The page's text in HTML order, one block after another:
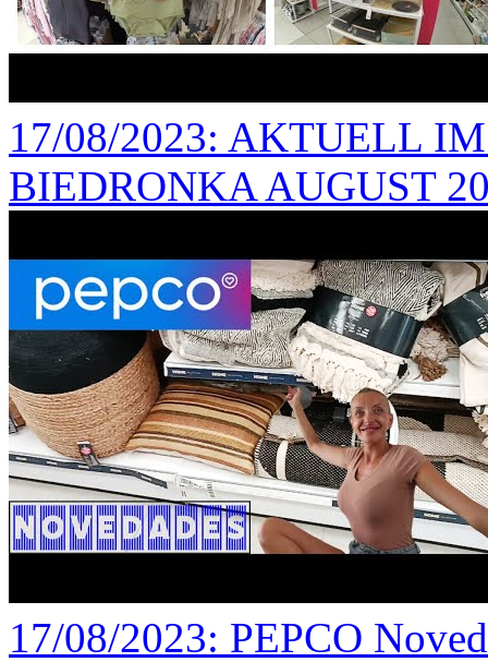
17/08/2023: AKTUELL IM
BIEDRONKA AUGUST
17/08/2023: PEPCO